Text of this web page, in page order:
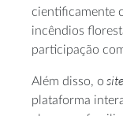
cientificamente
incêndios
participação
Além disso, o site
plataforma